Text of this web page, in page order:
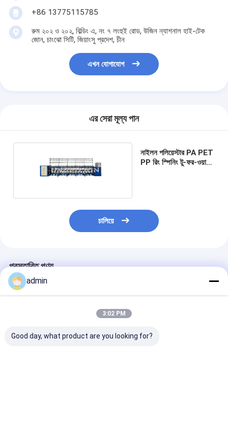
+86 13775115785
রুম ২০২ ও ২০২, বিল্ডিং এ, নং ৭ লংহুই রোড, উজিন ন্যাশনাল হাই-টেক
জোন, চাংঝো সিটি, জিয়াংসু প্রদেশ, চীন
এখন যোগাযোগ
এর সেরা মূল্য পান
নাইলন পলিয়েস্টার PA PET
PP রিং স্পিনিং টু-ফর-ওয়ান
চালিয়ে
প্রস্তাবিত পণ্য
admin
3:02 PM
Good day, what product are you looking for?